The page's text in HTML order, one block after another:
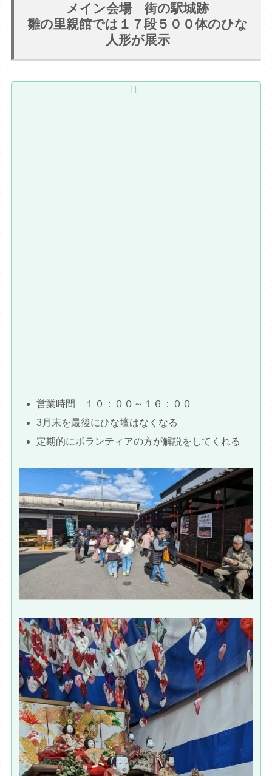
メイン会場 街の駅城跡
雛の里親館では１７段５００体のひな
人形が展示
営業時間 １０：００～１６：００
3月末を最後にひな壇はなくなる
定期的にボランティアの方が解説をしてくれる